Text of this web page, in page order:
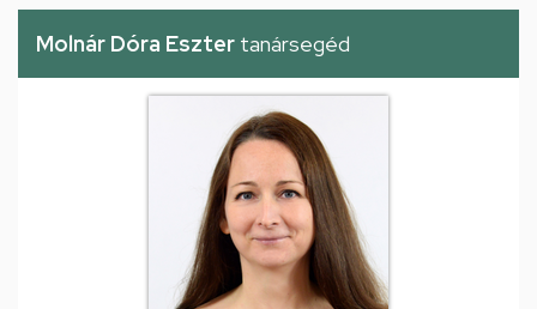
Molnár Dóra Eszter tanársegéd